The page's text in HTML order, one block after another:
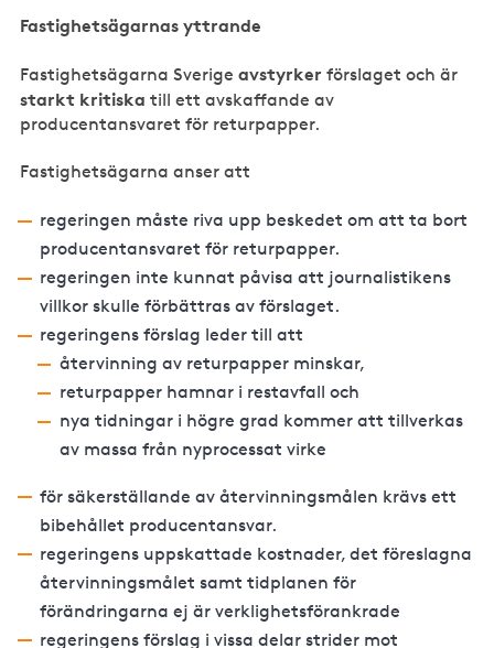
Fastighetsägarnas yttrande
Fastighetsägarna Sverigeavstyrkerförslaget och är
starkt kritiska till ett avskaffande av
producentansvaret för returpapper.
Fastighetsägarna anser att
regeringen måste riva upp beskedet om att ta bort
producentansvaret för returpapper.
regeringen inte kunnat påvisa att journalistikens
villkor skulle förbättras av förslaget.
regeringens förslag leder till att
återvinning av returpapper minskar,
returpapper hamnar i restavfall och
nya tidningar i högre grad kommer att tillverkas
av massa från nyprocessat virke
för säkerställande av återvinningsmålen krävs ett
bibehållet producentansvar.
regeringens uppskattade kostnader, det föreslagna
återvinningsmålet samt tidplanen för
förändringarna ej är verklighetsförankrade
regeringens förslag i vissa delar strider mot